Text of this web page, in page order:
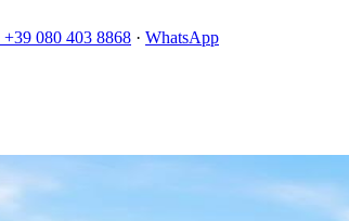
+39 080 403 8868 · WhatsApp